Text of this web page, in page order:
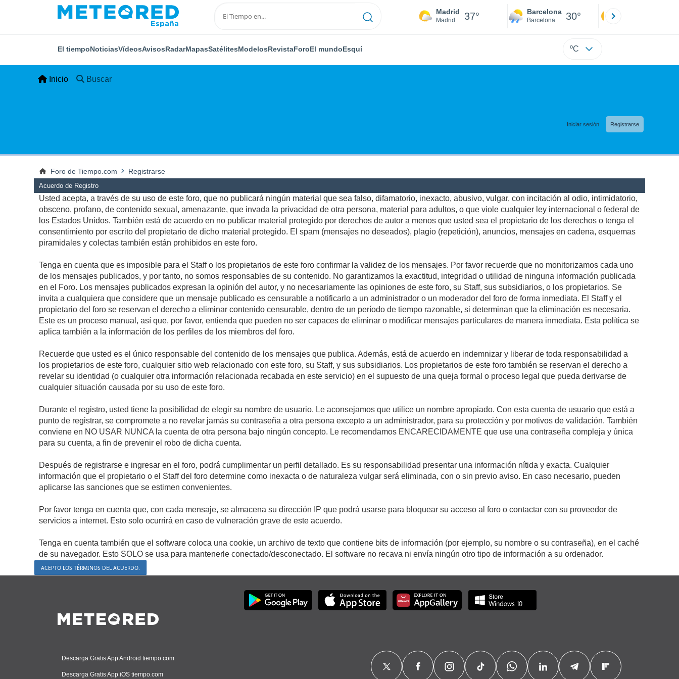
Madrid
Madrid 37° Barcelona
Barcelona 30°
El tiempoNoticiasVídeosAvisosRadarMapasSatélitesModelosRevistaForoEl mundoEsquí ºC
Inicio Buscar
Iniciar sesión Registrarse
Foro de Tiempo.com Registrarse
Acuerdo de Registro
Usted acepta, a través de su uso de este foro, que no publicará ningún material que sea falso, difamatorio, inexacto, abusivo, vulgar, con incitación al odio, intimidatorio,
obsceno, profano, de contenido sexual, amenazante, que invada la privacidad de otra persona, material para adultos, o que viole cualquier ley internacional o federal de
los Estados Unidos. También está de acuerdo en no publicar material protegido por derechos de autor a menos que usted sea el propietario de los derechos o tenga el
consentimiento por escrito del propietario de dicho material protegido. El spam (mensajes no deseados), plagio (repetición), anuncios, mensajes en cadena, esquemas
piramidales y colectas también están prohibidos en este foro.
Tenga en cuenta que es imposible para el Staff o los propietarios de este foro confirmar la validez de los mensajes. Por favor recuerde que no monitorizamos cada uno
de los mensajes publicados, y por tanto, no somos responsables de su contenido. No garantizamos la exactitud, integridad o utilidad de ninguna información publicada
en el Foro. Los mensajes publicados expresan la opinión del autor, y no necesariamente las opiniones de este foro, su Staff, sus subsidiarios, o los propietarios. Se
invita a cualquiera que considere que un mensaje publicado es censurable a notificarlo a un administrador o un moderador del foro de forma inmediata. El Staff y el
propietario del foro se reservan el derecho a eliminar contenido censurable, dentro de un período de tiempo razonable, si determinan que la eliminación es necesaria.
Este es un proceso manual, así que, por favor, entienda que pueden no ser capaces de eliminar o modificar mensajes particulares de manera inmediata. Esta política se
aplica también a la información de los perfiles de los miembros del foro.
Recuerde que usted es el único responsable del contenido de los mensajes que publica. Además, está de acuerdo en indemnizar y liberar de toda responsabilidad a
los propietarios de este foro, cualquier sitio web relacionado con este foro, su Staff, y sus subsidiarios. Los propietarios de este foro también se reservan el derecho a
revelar su identidad (o cualquier otra información relacionada recabada en este servicio) en el supuesto de una queja formal o proceso legal que pueda derivarse de
cualquier situación causada por su uso de este foro.
Durante el registro, usted tiene la posibilidad de elegir su nombre de usuario. Le aconsejamos que utilice un nombre apropiado. Con esta cuenta de usuario que está a
punto de registrar, se compromete a no revelar jamás su contraseña a otra persona excepto a un administrador, para su protección y por motivos de validación. También
conviene en NO USAR NUNCA la cuenta de otra persona bajo ningún concepto. Le recomendamos ENCARECIDAMENTE que use una contraseña compleja y única
para su cuenta, a fin de prevenir el robo de dicha cuenta.
Después de registrarse e ingresar en el foro, podrá cumplimentar un perfil detallado. Es su responsabilidad presentar una información nítida y exacta. Cualquier
información que el propietario o el Staff del foro determine como inexacta o de naturaleza vulgar será eliminada, con o sin previo aviso. En caso necesario, pueden
aplicarse las sanciones que se estimen convenientes.
Por favor tenga en cuenta que, con cada mensaje, se almacena su dirección IP que podrá usarse para bloquear su acceso al foro o contactar con su proveedor de
servicios a internet. Esto solo ocurrirá en caso de vulneración grave de este acuerdo.
Tenga en cuenta también que el software coloca una cookie, un archivo de texto que contiene bits de información (por ejemplo, su nombre o su contraseña), en el caché
de su navegador. Esto SOLO se usa para mantenerle conectado/desconectado. El software no recava ni envía ningún otro tipo de información a su ordenador.
Descarga Gratis App Android tiempo.com
Descarga Gratis App iOS tiempo.com